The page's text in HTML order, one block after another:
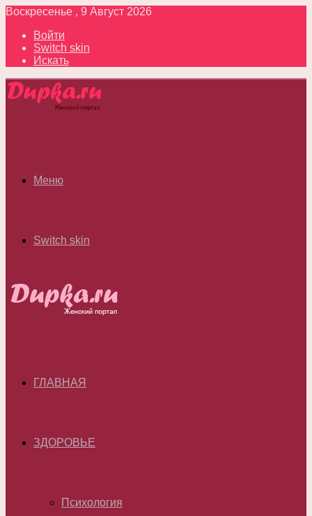
Воскресенье , 9 Август 2026
Войти
Switch skin
Искать
Меню
Switch skin
ГЛАВНАЯ
ЗДОРОВЬЕ
Психология